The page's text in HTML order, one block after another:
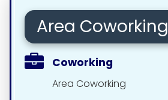
Area Coworking
Coworking
Area Coworking